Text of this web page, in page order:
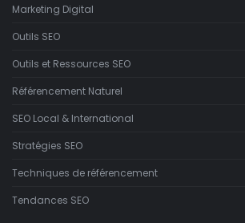
Marketing Digital
Outils SEO
Outils et Ressources SEO
Référencement Naturel
SEO Local & International
Stratégies SEO
Techniques de référencement
Tendances SEO